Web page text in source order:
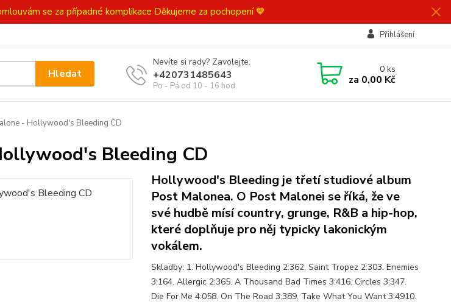
se za případné komplikace Děkujeme za pochopení 💙
Přihlášení
Hledat
Nevíte si rady? Zavolejte.
+420731485643
Po - Pá od 10 - 16 hod.
0ks
za 0,00 Kč
- Hollywood's Bleeding CD
Bleeding CD
Hollywood's Bleeding je třetí studiové album
Post Malonea. O Post Malonei se říká, že ve
své hudbě mísí country, grunge, R&B a hip-hop,
které doplňuje pro něj typicky lakonickým
vokálem.
Skladby: 1. Hollywood's Bleeding 2:362. Saint Tropez 2:303. Enemies
3:164. Allergic 2:365. A Thousand Bad Times 3:416. Circles 3:347.
Die For Me 4:058. On The Road 3:389. Take What You Want 3:4910.